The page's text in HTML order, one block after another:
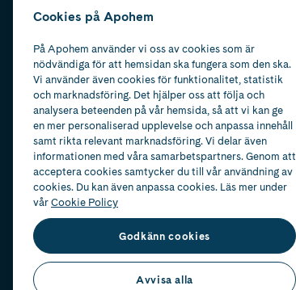
Cookies på Apohem
På Apohem använder vi oss av cookies som är
nödvändiga för att hemsidan ska fungera som den ska.
Vi använder även cookies för funktionalitet, statistik
och marknadsföring. Det hjälper oss att följa och
analysera beteenden på vår hemsida, så att vi kan ge
en mer personaliserad upplevelse och anpassa innehåll
samt rikta relevant marknadsföring. Vi delar även
informationen med våra samarbetspartners. Genom att
acceptera cookies samtycker du till vår användning av
cookies. Du kan även anpassa cookies. Läs mer under
vårCookie Policy
Godkänn cookies
Avvisa alla